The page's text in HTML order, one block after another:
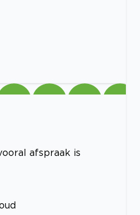
afspraak is